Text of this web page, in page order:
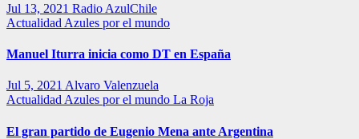
Jul 13, 2021 Radio AzulChile
Actualidad Azules por el mundo
Manuel Iturra inicia como DT en España
Jul 5, 2021 Alvaro Valenzuela
Actualidad Azules por el mundo La Roja
El gran partido de Eugenio Mena ante Argentina